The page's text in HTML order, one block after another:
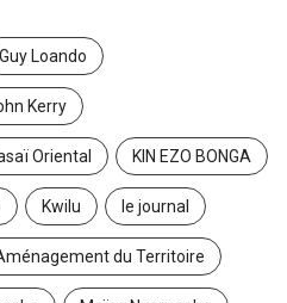
Guy Loando
Kerry
Oriental KIN EZO BONGA
Kwilu le journal
du Territoire